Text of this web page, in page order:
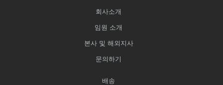
회사소개
임원 소개
본사 및 해외지사
문의하기
배송